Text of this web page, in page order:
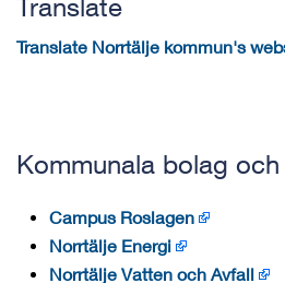
Translate
Translate Norrtälje kommun's
Kommunala bolag
Campus Roslagen
Norrtälje Energi
Norrtälje Vatten och Avfall